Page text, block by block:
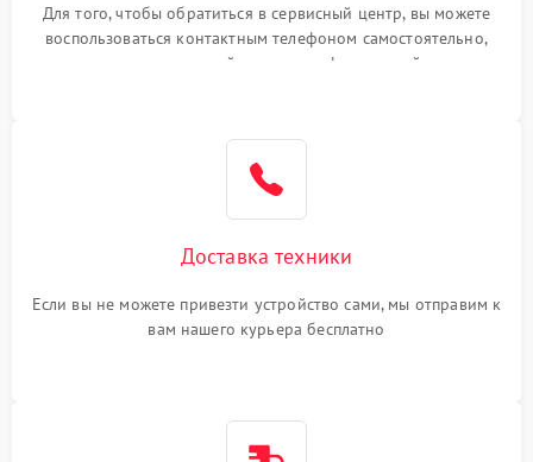
Для того, чтобы обратиться в сервисный центр, вы можете
воспользоваться контактным телефоном самостоятельно,
или оставить свой номер телефона на сайте
Доставка техники
Если вы не можете привезти устройство сами, мы отправим к
вам нашего курьера бесплатно